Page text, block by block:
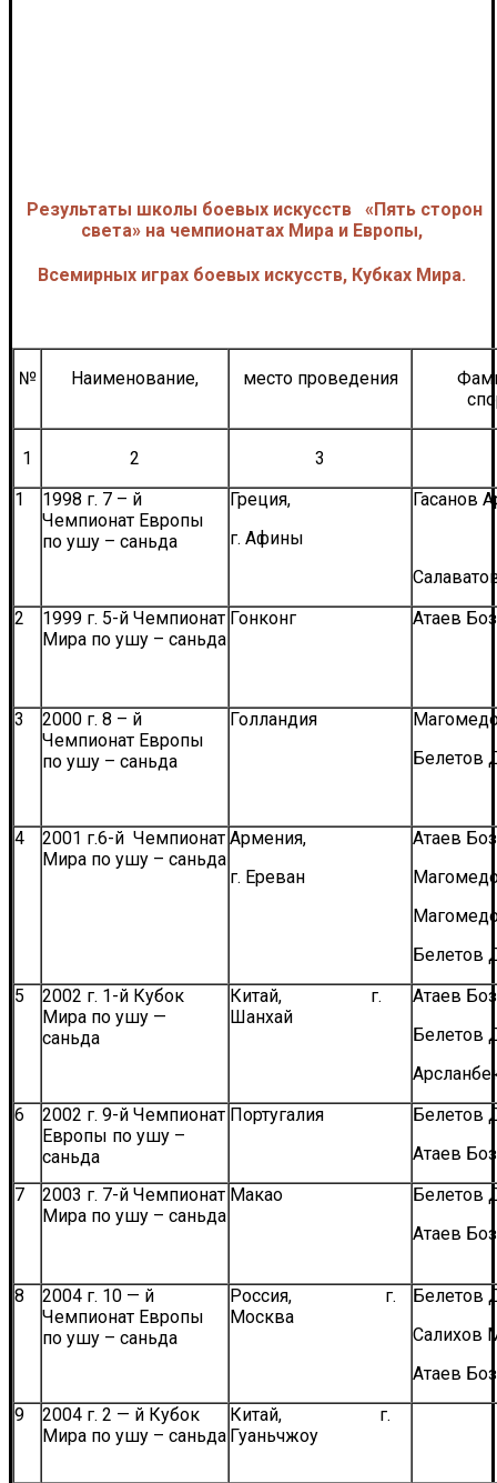
Результаты школы боевых искусств «Пять сторон
света» на чемпионатах Мира и Европы,
Всемирных играх боевых искусств, Кубках Мира.
№ Наименование, место проведения
1 2
3
1
1998 г. 7 – й
Чемпионат Европы
по ушу – саньда
Греция,
г. Афины
Гасанов
2
1999 г. 5-й Чемпионат
Мира по ушу – саньда
Гонконг Атаев
3
2000 г. 8 – й
Чемпионат Европы
по ушу – саньда
Голландия
Белетов
4
2001 г.6-й Чемпионат
Мира по ушу – саньда
Армения,
г. Ереван
Атаев
Белетов
5
2002 г. 1-й Кубок
Мира по ушу —
саньда
Китай, г.
Шанхай
Атаев
Белетов
6
2002 г. 9-й Чемпионат
Европы по ушу –
саньда
Португалия
Белетов
Атаев
7
2003 г. 7-й Чемпионат
Мира по ушу – саньда
Макао
Белетов
Атаев
8
2004 г. 10 — й
Чемпионат Европы
по ушу – саньда
Россия, г.
Москва
Белетов
Салихов
Атаев
9
2004 г. 2 — й Кубок
Мира по ушу – саньда
Китай, г.
Гуаньчжоу